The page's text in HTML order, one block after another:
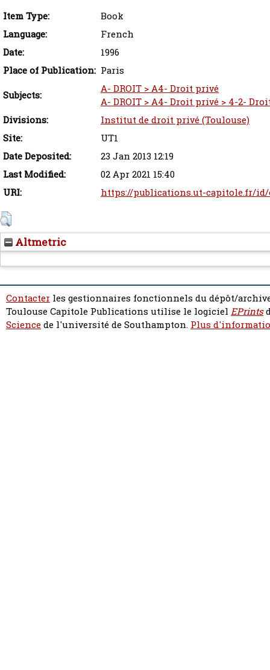
Item Type:
Book
Language:
French
Date:
1996
Place of Publication: Paris
Subjects:
A- DROIT > A4- Droit privé
A- DROIT > A4- Droit privé > 4-2-
Divisions:
Institut de droit privé (Toulouse)
Site:
UT1
Date Deposited:
23 Jan 2013 12:19
Last Modified:
02 Apr 2021 15:40
URI:
https://publications.ut-capitole.fr/
Altmetric
Contacter les gestionnaires fonctionnels du dépôt/
Toulouse Capitole Publications utilise le logiciel EPrints
Sciencede l'université de Southampton. Plus